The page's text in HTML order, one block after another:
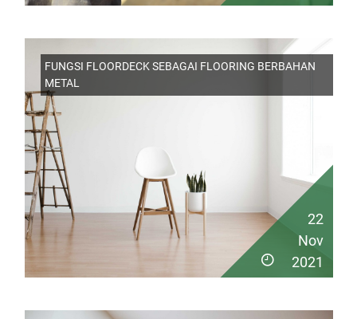
FUNGSI FLOORDECK SEBAGAI FLOORING BERBAHAN
METAL
22
Nov
2021